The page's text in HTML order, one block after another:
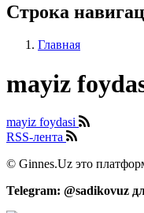
Строка
Главная
mayiz
mayiz foydasi
RSS-лента
© Ginnes.Uz это
Telegram: @sadikovuz